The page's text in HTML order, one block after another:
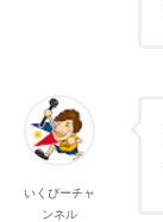
いくぴーチャ
ンネル